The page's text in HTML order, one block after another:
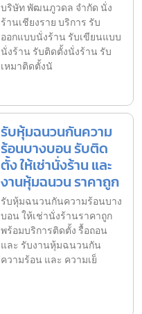
บริษัท พัฒนภูวดล จำกัด นั่ง
ร้านเชียงราย บริการ รับ
ออกแบบนั่งร้าน รับเขียนแบบ
นั่งร้าน รับติดตั้งนั่งร้าน รับ
เหมาติดตั้งนั
รับหุ้มฉนวนกันความ
ร้อนบางบอน รับติด
ตั้ง ให้เช่านั่งร้าน และ
งานหุ้มฉนวน ราคาถูก
รับหุ้มฉนวนกันความร้อนบาง
บอน ให้เช่านั่งร้านราคาถูก
พร้อมบริการติดตั้ง รื้อถอน
และ รับงานหุ้มฉนวนกัน
ความร้อน และ ความเย็